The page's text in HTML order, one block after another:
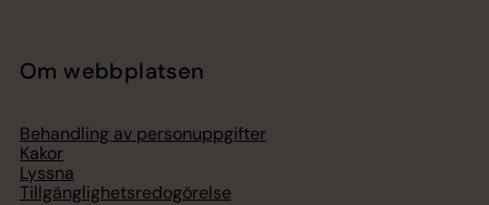
Om webbplatsen
Behandling av personuppgifter
Kakor
Lyssna
Tillgänglighetsredogörelse